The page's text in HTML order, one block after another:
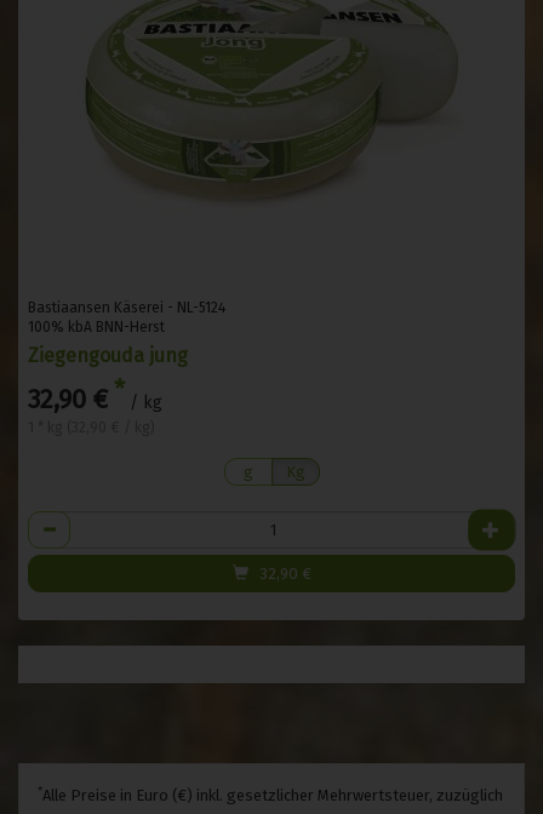
Bastiaansen Käserei - NL-5124
100% kbA BNN-Herst
Ziegengouda jung
32,90 € * / kg
g Kg
Anzahl
32,90 €
*Alle Preise in Euro (€) inkl. gesetzlicher Mehrwertsteuer, zuzüglich